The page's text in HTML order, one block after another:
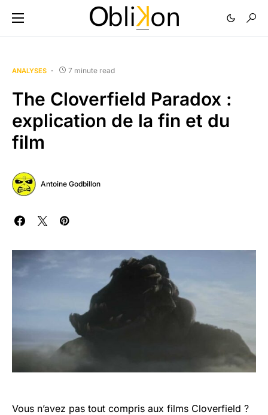
ANALYSES 7 minute read
The Cloverfield Paradox :
explication de la fin et du
film
Antoine Godbillon
Vous n’avez pas tout compris aux films Cloverfield ?